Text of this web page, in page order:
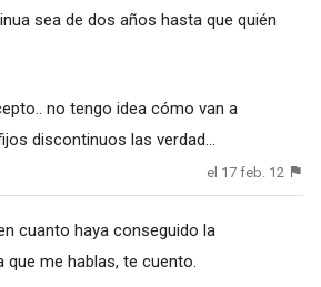
sea de dos años hasta que quién
no tengo idea cómo van a
discontinuos las verdad...
el 17 feb. 12
cuanto haya conseguido la
que me hablas, te cuento.